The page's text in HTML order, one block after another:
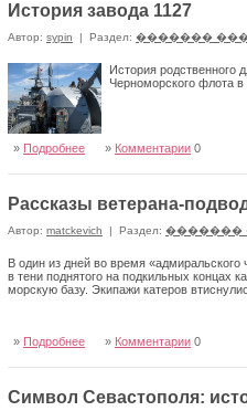
История завода 1127
Автор: sypin | Раздел: �������
История родственного
Черноморского флота
» Подробнее » Комментарии 0
Рассказы ветерана-
Автор: matckevich | Раздел: �������
В один из дней во время
в тени поднятого на подкильных кон­цах
морскую базу. Экипажи катеров
» Подробнее » Комментарии 0
Символ Севастополя: